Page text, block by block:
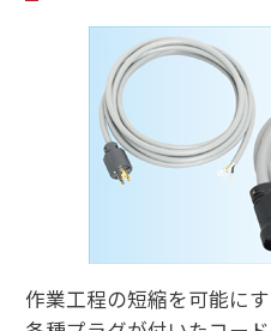
作業工程の短縮を可能に